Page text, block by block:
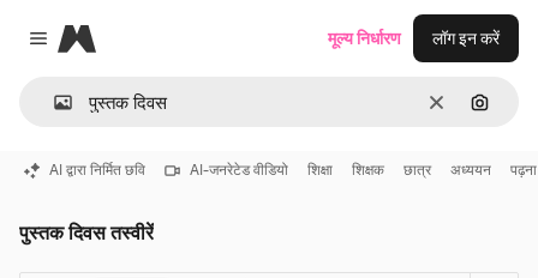
Close menu
Magnific
साफ़ इमेज से
मूल्य निर्धारण लॉग इन करें
AI द्वारा निर्मित छवि AI-जनरेटेड वीडियो शिक्षा शिक्षक छात्र अध्ययन पढ़ना
पुस्तक दिवस तस्वीरें